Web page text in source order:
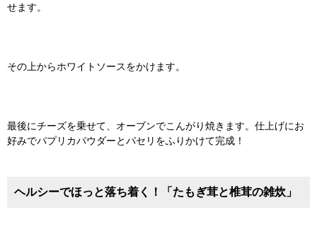
せます。
その上からホワイトソースをかけます。
最後にチーズを乗せて、オーブンでこんがり焼きます。仕上げにお
好みでパプリカパウダーとパセリをふりかけて完成！
ヘルシーでほっと落ち着く！「たもぎ茸と椎茸の雑炊」